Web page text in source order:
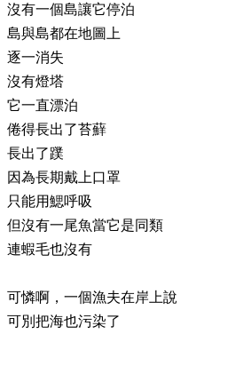
沒有一個島讓它停泊
島與島都在地圖上
逐一消失
沒有燈塔
它一直漂泊
倦得長出了苔蘚
長出了蹼
因為長期戴上口罩
只能用鰓呼吸
但沒有一尾魚當它是同類
連蝦毛也沒有
可憐啊，一個漁夫在岸上說
可別把海也污染了